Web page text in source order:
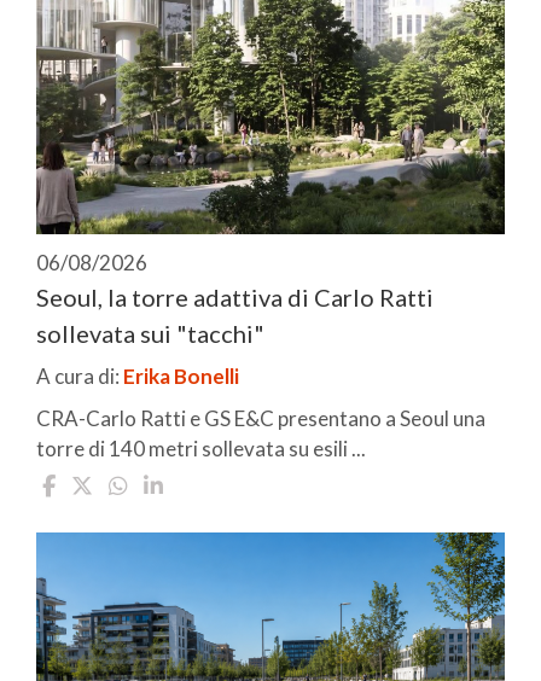
06/08/2026
Seoul, la torre adattiva di Carlo Ratti
sollevata sui "tacchi"
A cura di: Erika Bonelli
CRA-Carlo Ratti e GS E&C presentano a Seoul una
torre di 140 metri sollevata su esili ...